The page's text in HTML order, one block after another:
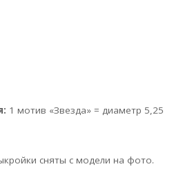
1 мотив «Звезда» = диаметр 5,25
сняты с модели на фото.